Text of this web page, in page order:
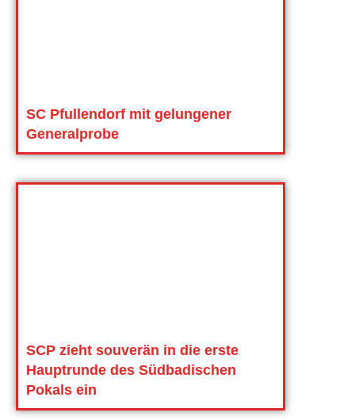
SC Pfullendorf mit gelungener
Generalprobe
SCP zieht souverän in die erste
Hauptrunde des Südbadischen
Pokals ein